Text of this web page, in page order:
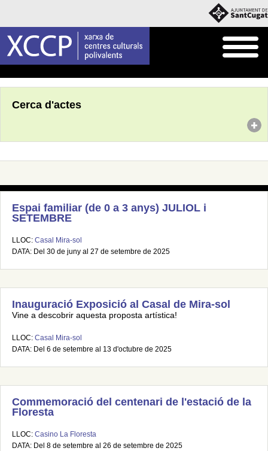
Cerca d'actes
Espai familiar (de 0 a 3 anys) JULIOL i
SETEMBRE
LLOC: Casal Mira-sol
DATA: Del 30 de juny al 27 de setembre de 2025
Inauguració Exposició al Casal de Mira-sol
Vine a descobrir aquesta proposta artística!
LLOC: Casal Mira-sol
DATA: Del 6 de setembre al 13 d'octubre de 2025
Commemoració del centenari de l'estació de la
Floresta
LLOC: Casino La Floresta
DATA: Del 8 de setembre al 26 de setembre de 2025